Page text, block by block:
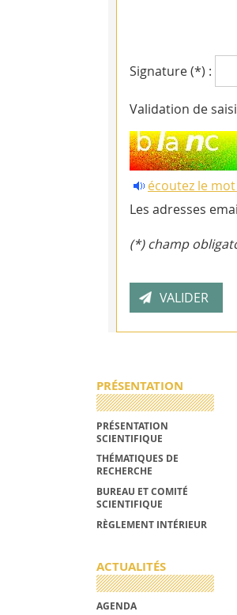
Signature (*) :
Validation de
écoutez le
Les adresses
(*) champ
PRÉSENTATION
PRÉSENTATION
SCIENTIFIQUE
THÉMATIQUES DE
RECHERCHE
BUREAU ET COMITÉ
SCIENTIFIQUE
RÈGLEMENT INTÉRIEUR
ACTUALITÉS
AGENDA